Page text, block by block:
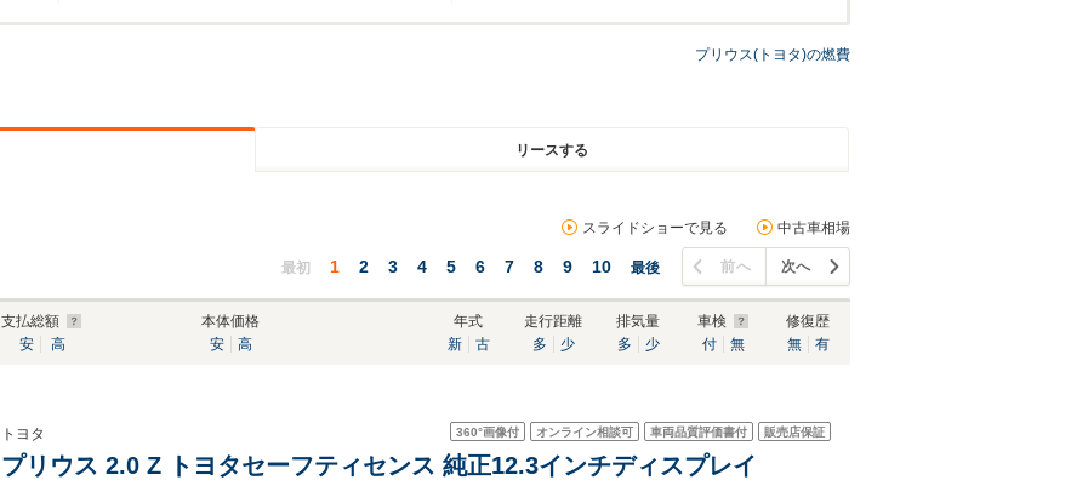
プリウス(トヨタ)の燃費
リースする
スライドショーで見る 中古車相場
最初 1 2 3 4 5 6 7 8 9 10 最後 前へ 次へ
支払総額
安
高
本体価格
安
高
年式
新
古
走行距離
多
少
排気量
多
少
車検
付
無
修復歴
無
有
360°画像付 オンライン相談可 車両品質評価書付 販売店保証
トヨタ
プリウス 2.0 Z トヨタセーフティセンス 純正12.3インチディスプレイ